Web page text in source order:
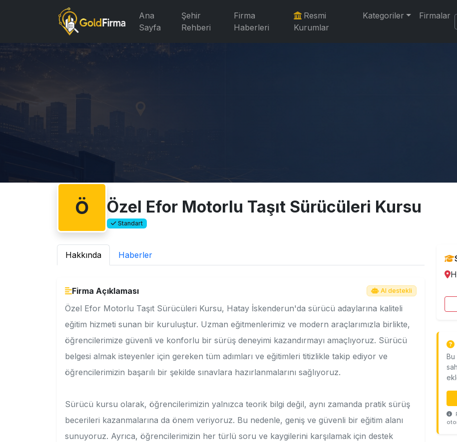
Ana
Sayfa
Şehir
Rehberi
Firma
Haberleri
Resmi
Kurumlar
Kategoriler Firmalar
Ö Özel Efor Motorlu Taşıt Sürücüleri Kursu
Standart
Hakkında Haberler
Firma Açıklaması AI destekli
Özel Efor Motorlu Taşıt Sürücüleri Kursu, Hatay İskenderun'da sürücü adaylarına kaliteli
eğitim hizmeti sunan bir kuruluştur. Uzman eğitmenlerimiz ve modern araçlarımızla birlikte,
öğrencilerimize güvenli ve konforlu bir sürüş deneyimi kazandırmayı amaçlıyoruz. Sürücü
belgesi almak isteyenler için gereken tüm adımları ve eğitimleri titizlikle takip ediyor ve
öğrencilerimizin başarılı bir şekilde sınavlara hazırlanmalarını sağlıyoruz.
Sürücü kursu olarak, öğrencilerimizin yalnızca teorik bilgi değil, aynı zamanda pratik sürüş
becerileri kazanmalarına da önem veriyoruz. Bu nedenle, geniş ve güvenli bir eğitim alanı
sunuyoruz. Ayrıca, öğrencilerimizin her türlü soru ve kaygilerini karşılamak için destek
Bu